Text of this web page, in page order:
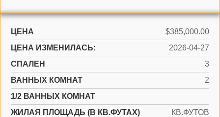
ЦЕНА
$385,000.00
ЦЕНА ИЗМЕНИЛАСЬ:
2026-04-27
СПАЛЕН
3
ВАННЫХ КОМНАТ
2
1/2 ВАННЫХ КОМНАТ
ЖИЛАЯ ПЛОЩАДЬ (В КВ.ФУТАХ)
КВ.ФУТОВ